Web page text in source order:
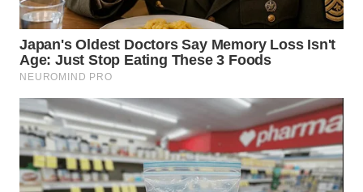
WN
KALTIM
WN
SULSEL
WN
GORONTALO